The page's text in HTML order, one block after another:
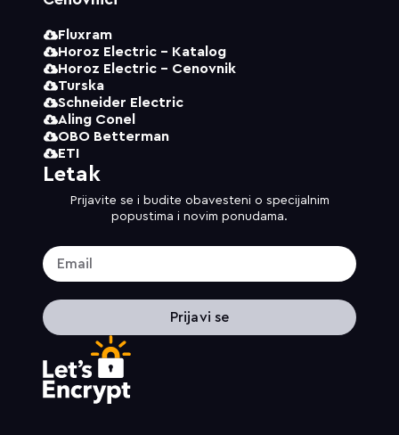
Fluxram
Horoz Electric - Katalog
Horoz Electric - Cenovnik
Turska
Schneider Electric
Aling Conel
OBO Betterman
ETI
Letak
Prijavite se i budite obavesteni o specijalnim
popustima i novim ponudama.
Prijavi se